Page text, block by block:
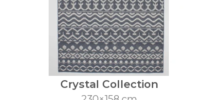
Crystal Collection